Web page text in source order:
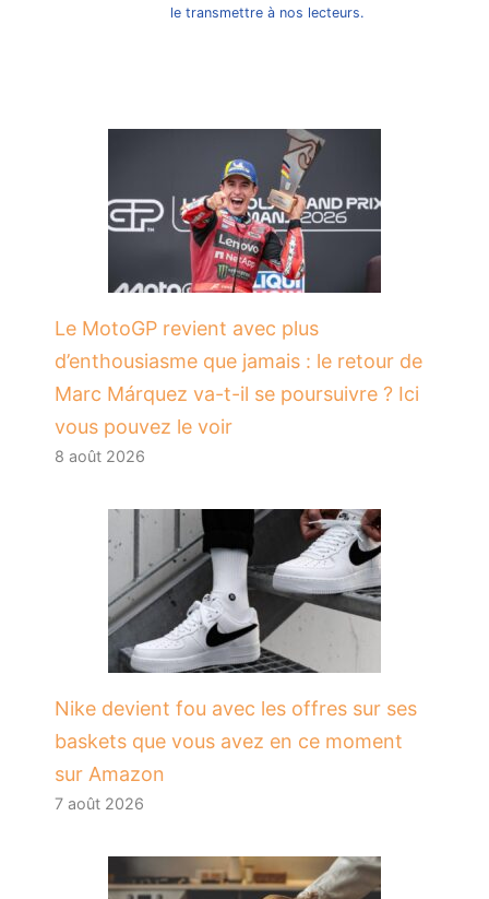
le transmettre à nos lecteurs.
Le MotoGP revient avec plus
d’enthousiasme que jamais : le retour de
Marc Márquez va-t-il se poursuivre ? Ici
vous pouvez le voir
8 août 2026
Nike devient fou avec les offres sur ses
baskets que vous avez en ce moment
sur Amazon
7 août 2026